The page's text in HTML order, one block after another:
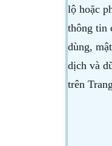
lộ hoặc
thông tin
dùng,
dịch và
trên